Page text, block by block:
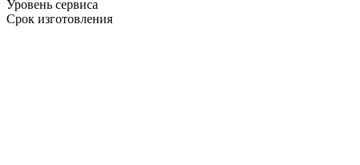
Уровень сервиса
Срок изготовления